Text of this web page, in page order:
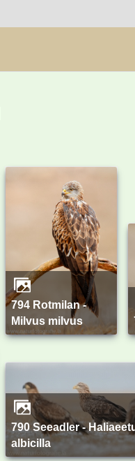
794 Rotmilan -
Milvus milvus
790 Seeadler - Haliaeetus
albicilla